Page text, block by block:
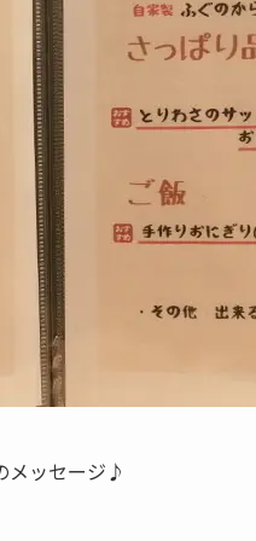
メッセージ♪